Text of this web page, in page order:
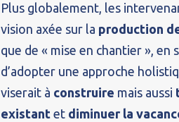
Plus globalement, les
vision axée sur la production
que de « mise en chantier », en
d’adopter une approche
viserait à construire mais aussi
existantet diminuer la